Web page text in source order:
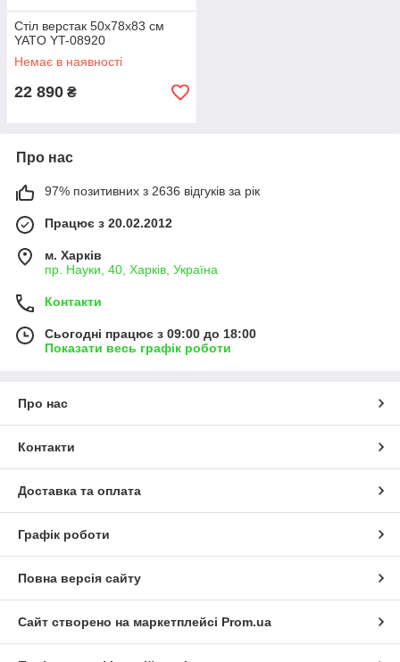
Стіл верстак 50х78х83 см
YATO YT-08920
Немає в наявності
22 890 ₴
Про нас
97% позитивних з 2636 відгуків за рік
Працює з 20.02.2012
м. Харків
пр. Науки, 40, Харків, Україна
Контакти
Сьогодні працює з 09:00 до 18:00
Показати весь графік роботи
Про нас
Контакти
Доставка та оплата
Графік роботи
Повна версія сайту
Сайт створено на маркетплейсі Prom.ua